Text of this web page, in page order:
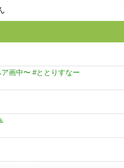
画中〜 #ととりすなー